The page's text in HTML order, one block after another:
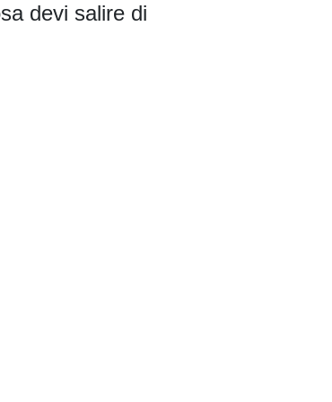
devi salire di